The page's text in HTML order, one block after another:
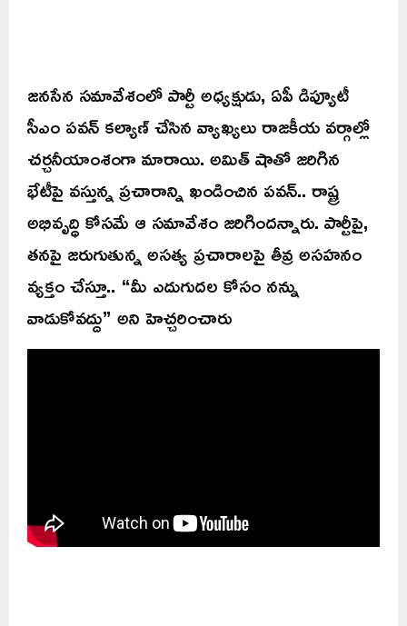
జనసేన సమావేశంలో పార్టీ అధ్యక్షుడు, ఏపీ డిప్యూటీ
సీఎం పవన్ కల్యాణ్ చేసిన వ్యాఖ్యలు రాజకీయ వర్గాల్లో
చర్చనీయాంశంగా మారాయి. అమిత్ షాతో జరిగిన
భేటీపై వస్తున్న ప్రచారాన్ని ఖండించిన పవన్.. రాష్ట్ర
అభివృద్ధి కోసమే ఆ సమావేశం జరిగిందన్నారు. పార్టీపై,
తనపై జరుగుతున్న అసత్య ప్రచారాలపై తీవ్ర అసహనం
వ్యక్తం చేస్తూ.. “మీ ఎదుగుదల కోసం నన్ను
వాడుకోవద్దు” అని హెచ్చరించారు